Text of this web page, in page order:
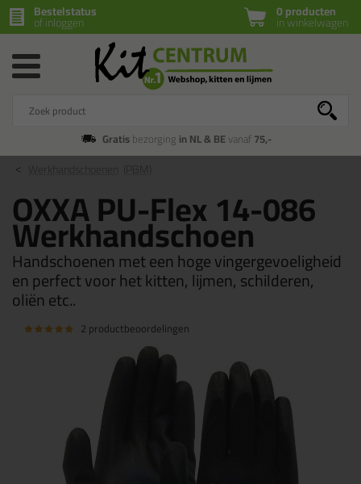
0 producten
in winkelwagen
Bestelstatus
of inloggen
Gratisbezorging in NL & BEvanaf75,-
OXXA PU-Flex 14-086
Werkhandschoen
Handschoenen met een hoge vingergevoeligheid
en perfect voor het kitten, lijmen, schilderen,
oliën etc..
2 productbeoordelingen